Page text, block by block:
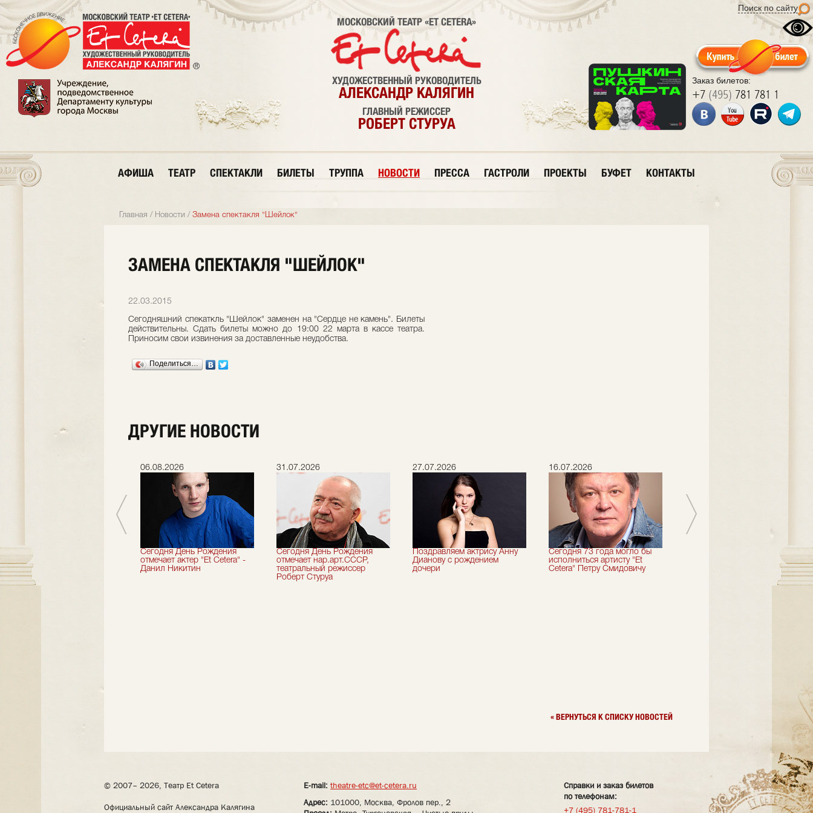
Поиск по сайту
Заказ билетов:
+7 (495) 781 781 1
МОСКОВСКИЙ ТЕАТР «ET CETERA»
ХУДОЖЕСТВЕННЫЙ РУКОВОДИТЕЛЬ
АЛЕКСАНДР КАЛЯГИН
ГЛАВНЫЙ РЕЖИССЕР
РОБЕРТ СТУРУА
АФИША ТЕАТР СПЕКТАКЛИ БИЛЕТЫ ТРУППА НОВОСТИ ПРЕССА ГАСТРОЛИ ПРОЕКТЫ БУФЕТ КОНТАКТЫ
Главная / Новости / Замена спектакля "Шейлок"
ЗАМЕНА СПЕКТАКЛЯ "ШЕЙЛОК"
22.03.2015
Сегодняшний спекаткль "Шейлок" заменен на "Сердце не камень". Билеты
действительны. Сдать билеты можно до 19:00 22 марта в кассе театра.
Приносим свои извинения за доставленные неудобства.
Поделиться…
ДРУГИЕ НОВОСТИ
театральный сезон!
06.08.2026
Сегодня День Рождения
отмечает актер "Et Cetera" -
Данил Никитин
31.07.2026
Сегодня День Рождения
отмечает нар.арт.СССР,
театральный режиссер
Роберт Стуруа
27.07.2026
Поздравляем актрису Анну
Дианову с рождением
дочери
16.07.2026
Сегодня 73 года могло бы
исполниться артисту "Et
Cetera" Петру Смидовичу
отмечает актер "Et Cetera" -
« ВЕРНУТЬСЯ К СПИСКУ НОВОСТЕЙ
© 2007– 2026, Театр Et Cetera
Официальный сайт Александра Калягина
E-mail: theatre-etc@et-cetera.ru
Адрес: 101000, Москва, Фролов пер., 2
Справки и заказ билетов
по телефонам:
+7 (495) 781-781-1